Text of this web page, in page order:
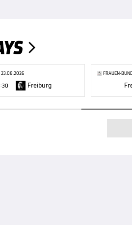

23.08.2026
Freiburg
FRAUEN-